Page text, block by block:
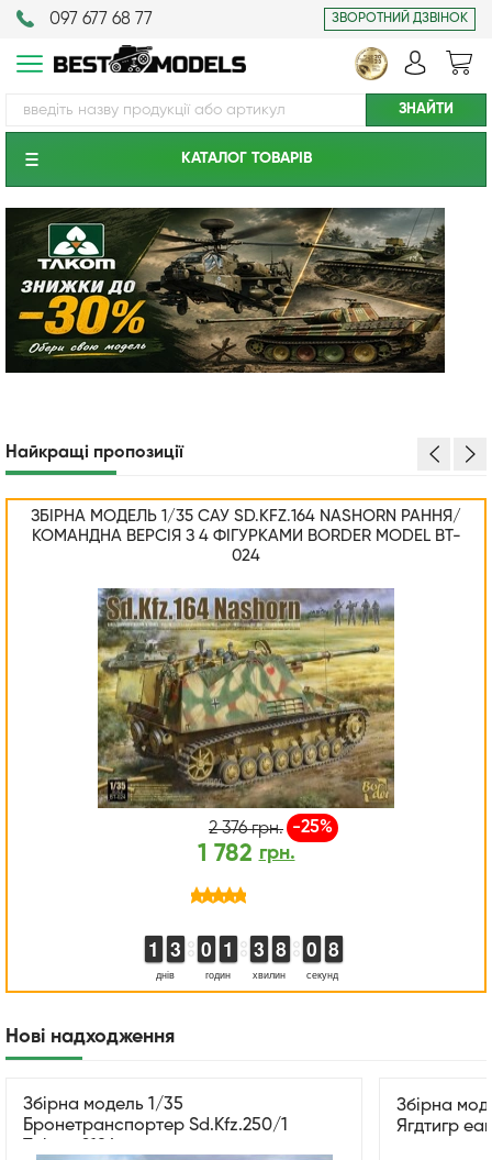
097 677 68 77 ЗВОРОТНИЙ ДЗВІНОК
КАТАЛОГ ТОВАРIВ
Найкращі пропозиції
ЗБІРНА МОДЕЛЬ 1/35 САУ SD.KFZ.164 NASHORN РАННЯ/
КОМАНДНА ВЕРСІЯ З 4 ФІГУРКАМИ BORDER MODEL BT-
024
2 376 грн. -25%
1 782грн.
Нові надходження
Збірна модель 1/35
Бронетранспортер Sd.Kfz.250/1
Збірна
Ягдтигр